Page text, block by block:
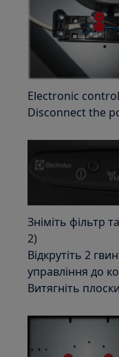
Electronic
Disconnect the
Зніміть фільтр
2)
Відкрутіть 2
управління до
Витягніть